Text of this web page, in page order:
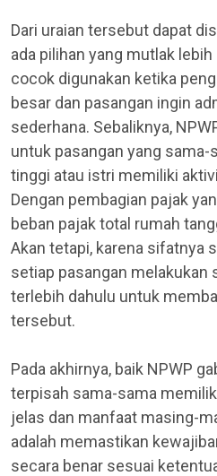
Dari uraian tersebut dapat
ada pilihan yang mutlak
cocok digunakan ketika
besar dan pasangan ingin
sederhana. Sebaliknya,
untuk pasangan yang
tinggi atau istri memiliki
Dengan pembagian pajak
beban pajak total rumah
Akan tetapi, karena sifatnya
setiap pasangan melakukan
terlebih dahulu untuk
tersebut.
Pada akhirnya, baik NPWP
terpisah sama-sama
jelas dan manfaat masing-
adalah memastikan
secara benar sesuai